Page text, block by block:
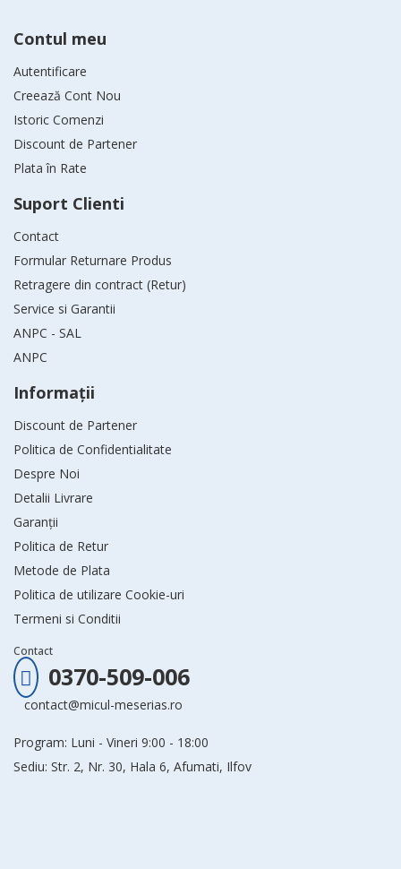
Contul meu
Autentificare
Creează Cont Nou
Istoric Comenzi
Discount de Partener
Plata în Rate
Suport Clienti
Contact
Formular Returnare Produs
Retragere din contract (Retur)
Service si Garantii
ANPC - SAL
ANPC
Informaţii
Discount de Partener
Politica de Confidentialitate
Despre Noi
Detalii Livrare
Garanții
Politica de Retur
Metode de Plata
Politica de utilizare Cookie-uri
Termeni si Conditii
Contact
0370-509-006
contact@micul-meserias.ro
Program: Luni - Vineri 9:00 - 18:00
Sediu: Str. 2, Nr. 30, Hala 6, Afumati, Ilfov